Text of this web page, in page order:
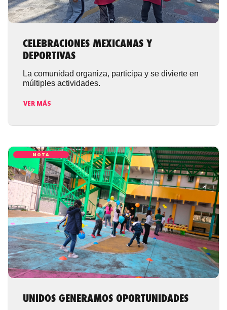
CELEBRACIONES MEXICANAS Y
DEPORTIVAS
La comunidad organiza, participa y se divierte en
múltiples actividades.
VER MÁS
NOTA
UNIDOS GENERAMOS OPORTUNIDADES